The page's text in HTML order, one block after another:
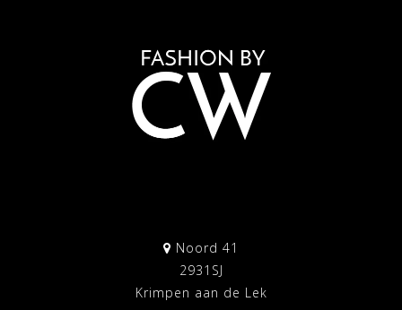
Noord 41
2931SJ
Krimpen aan de Lek